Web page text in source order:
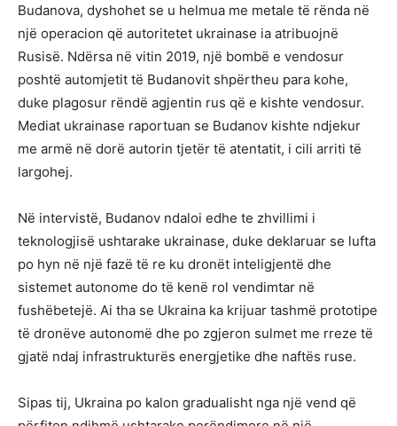
Budanova, dyshohet se u helmua me metale të rënda në
një operacion që autoritetet ukrainase ia atribuojnë
Rusisë. Ndërsa në vitin 2019, një bombë e vendosur
poshtë automjetit të Budanovit shpërtheu para kohe,
duke plagosur rëndë agjentin rus që e kishte vendosur.
Mediat ukrainase raportuan se Budanov kishte ndjekur
me armë në dorë autorin tjetër të atentatit, i cili arriti të
largohej.
Në intervistë, Budanov ndaloi edhe te zhvillimi i
teknologjisë ushtarake ukrainase, duke deklaruar se lufta
po hyn në një fazë të re ku dronët inteligjentë dhe
sistemet autonome do të kenë rol vendimtar në
fushëbetejë. Ai tha se Ukraina ka krijuar tashmë prototipe
të dronëve autonomë dhe po zgjeron sulmet me rreze të
gjatë ndaj infrastrukturës energjetike dhe naftës ruse.
Sipas tij, Ukraina po kalon gradualisht nga një vend që